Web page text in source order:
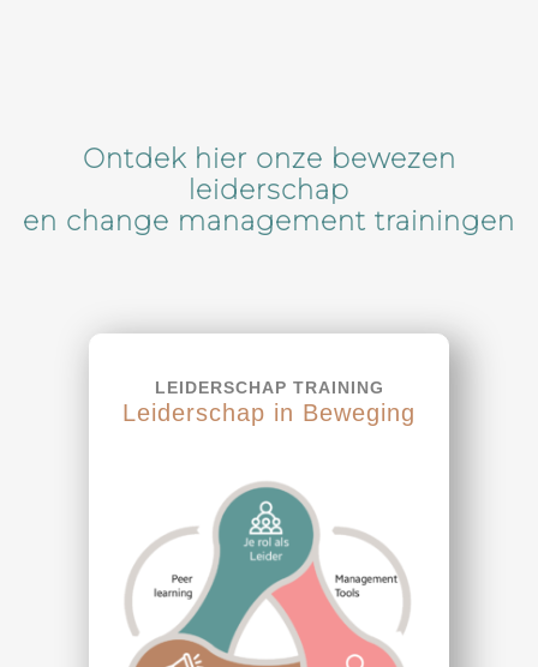
Ontdek hier onze bewezen
leiderschap
en change management trainingen
LEIDERSCHAP TRAINING
Leiderschap in Beweging